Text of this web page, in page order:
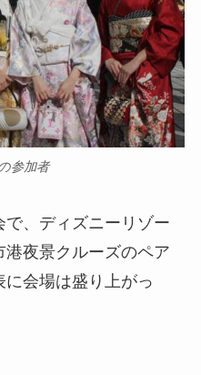
参加者
、ディズニーリゾー
港夜景クルーズのペア
会場は盛り上がっ